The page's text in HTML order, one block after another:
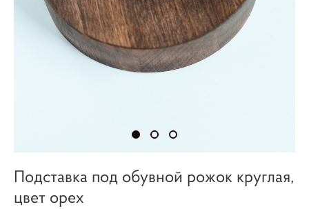
Подставка под обувной рожок круглая,
цвет орех